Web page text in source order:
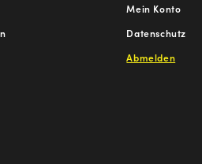
Mein Konto
Datenschutz
Abmelden